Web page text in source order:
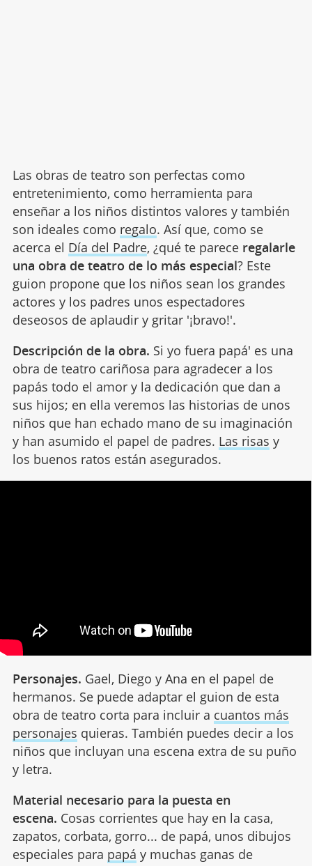
Las obras de teatro son perfectas como
entretenimiento, como herramienta para
enseñar a los niños distintos valores y también
son ideales como regalo. Así que, como se
acerca el Día del Padre, ¿qué te parece regalarle
una obra de teatro de lo más especial? Este
guion propone que los niños sean los grandes
actores y los padres unos espectadores
deseosos de aplaudir y gritar '¡bravo!'.
Descripción de la obra. Si yo fuera papá' es una
obra de teatro cariñosa para agradecer a los
papás todo el amor y la dedicación que dan a
sus hijos; en ella veremos las historias de unos
niños que han echado mano de su imaginación
y han asumido el papel de padres. Las risas y
los buenos ratos están asegurados.
Personajes. Gael, Diego y Ana en el papel de
hermanos. Se puede adaptar el guion de esta
obra de teatro corta para incluir a cuantos más
personajes quieras. También puedes decir a los
niños que incluyan una escena extra de su puño
y letra.
Material necesario para la puesta en
escena. Cosas corrientes que hay en la casa,
zapatos, corbata, gorro... de papá, unos dibujos
especiales para papá y muchas ganas de